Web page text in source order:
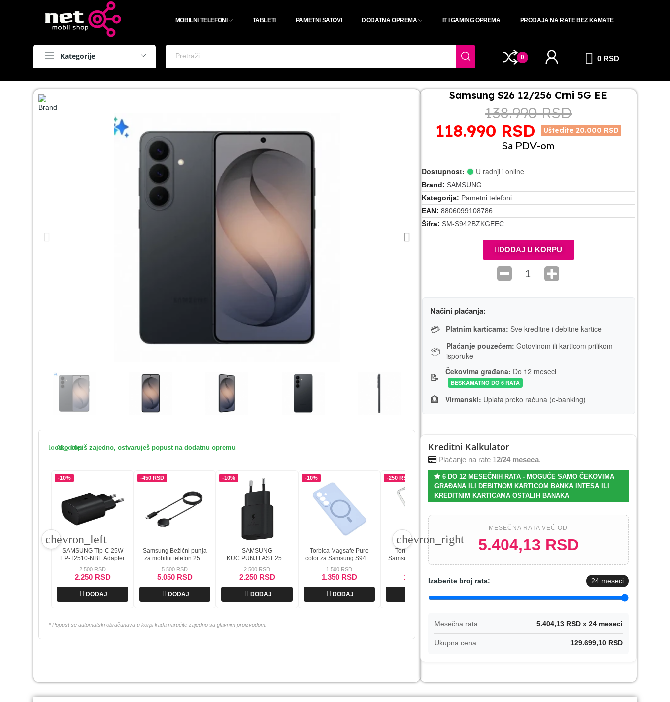
MOBILNI TELEFONI TABLETI PAMETNI SATOVI DODATNA OPREMA IT I GAMING OPREMA PRODAJA NA RATE BEZ KAMATE
Kategorije 0 0 RSD
local_offer
Ako kupiš zajedno, ostvaruješ popust na dodatnu opremu
chevron_left
-10%
SAMSUNG Tip-C 25W
EP-T2510-NBE Adapter
2.500 RSD
2.250 RSD
 DODAJ
-450 RSD
Samsung Bežični punja
za mobilni telefon 25W
tamno sivi
5.500 RSD
5.050 RSD
 DODAJ
-10%
SAMSUNG
KUC.PUNJ.FAST 25W
CRNIta800 bez kablica
2.500 RSD
2.250 RSD
 DODAJ
-10%
Torbica Magsafe Pure
color za Samsung S941B
Galaxy S26 svetlo plava
1.500 RSD
1.350 RSD
 DODAJ
-250 RSD
Torbica Magsafe za
Samsung S941B Galaxy
S26 transparent
1.250 RSD
DODAJ
-10%
Torbica Magsafe Lux Bi
Galaxy S26 crna
DODAJ
-200 RSD
Torbica Magsafe Lux Bi
Galaxy S26 ljubicasta
2.000 RSD
DODAJ
chevron_right
* Popust se automatski obračunava u korpi kada naručite zajedno sa glavnim proizvodom.
Samsung S26 12/256 Crni 5G EE
138.990 RSD
118.990 RSD Uštedite 20.000 RSD
Sa PDV-om
Dostupnost: U radnji i online
Brand
SAMSUNG
Kategorija
Pametni telefoni
EAN 8806099108786
Šifra
SM-S942BZKGEEC
DODAJ U KORPU
Načini plaćanja:
💳 Platnim karticama: Sve kreditne i debitne kartice
📦 Plaćanje pouzećem: Gotovinom ili karticom prilikom
isporuke
📝 Čekovima građana: Do 12 meseci
BESKAMATNO DO 6 RATA
🏦 Virmanski: Uplata preko računa (e-banking)
Kreditni Kalkulator
Plaćanje na rate 12/24 meseca.
6 DO 12 MESEČNIH RATA - MOGUĆE SAMO ČEKOVIMA
GRAĐANA ILI DEBITNOM KARTICOM BANKA INTESA ILI
KREDITNIM KARTICAMA OSTALIH BANAKA
MESEČNA RATA VEĆ OD
5.404,13 RSD
Izaberite broj rata: 24meseci
Mesečna rata: 5.404,13 RSD x 24 meseci
Ukupna cena: 129.699,10 RSD